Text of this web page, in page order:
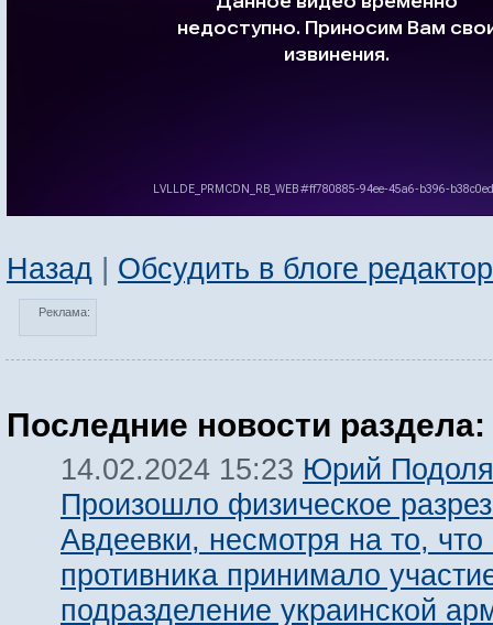
Назад | Обсудить в блоге
Реклама:
Последние новости раздела:
14.02.2024 15:23 Юрий
Произошло физическое
Авдеевки, несмотря на то, что
противника принимало
подразделение украинской